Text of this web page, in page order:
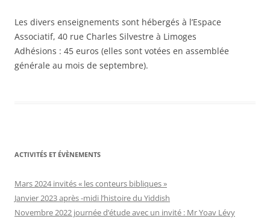
Les divers enseignements sont hébergés à l’Espace
Associatif, 40 rue Charles Silvestre à Limoges
Adhésions : 45 euros (elles sont votées en assemblée
générale au mois de septembre).
ACTIVITÉS ET ÉVÈNEMENTS
Mars 2024 invités « les conteurs bibliques »
Janvier 2023 après -midi l’histoire du Yiddish
Novembre 2022 journée d’étude avec un invité : Mr Yoav Lévy